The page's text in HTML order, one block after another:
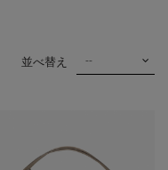
並べ替え --